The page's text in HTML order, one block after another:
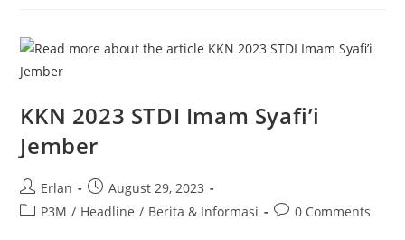
Dalam
Konferensi
KKN 2023 STDI Imam Syafi’i
Jember
Post
author:
Erlan
Post
published:
August 29, 2023
PostP3M / Headline / Berita & Informasi
Post0 Comments